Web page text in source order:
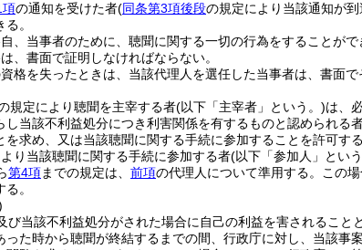
項の通知を受けた者(同条第3項後段の規定により当該通知が
。
、当事者のために、聴聞に関する一切の行為をすることがで
、書面で証明しなければならない。
格を失ったときは、当該代理人を選任した当事者は、書面
規定により聴聞を主宰する者(以下「主宰者」という。)は、
し当該不利益処分につき利害関係を有するものと認められる
を求め、又は当該聴聞に関する手続に参加することを許可す
り当該聴聞に関する手続に参加する者(以下「参加人」とい
第4項までの規定は、 前項の代理人について準用する。 この場
。
び当該不利益処分がされた場合に自己の利益を害されること
った時から聴聞が終結するまでの間、行政庁に対し、当該